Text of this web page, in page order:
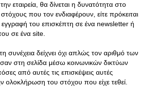
εταιρεία, θα δίνεται η δυνατότητα στο
που τον ενδιαφέρουν, είτε πρόκειται
εγγραφή του επισκέπτη σε ένα newsletter ή
σε ένα site.
συνέχεια δείχνει όχι απλώς τον αριθμό των
στη σελίδα μέσω κοινωνικών δικτύων
από αυτές τις επισκέψεις αυτές
ολοκλήρωση του στόχου που είχε τεθεί.